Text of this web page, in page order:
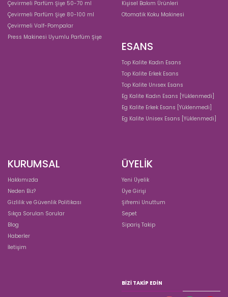
Çevirmeli Parfüm Şişe 50-70 ml
Çevirmeli Parfüm Şişe 80-100 ml
Çevirmeli Valf-Pompalar
Press Makinesi Uyumlu Parfüm Şişe
Kişisel Bakım Ürünleri
Otomatik Koku Makinesi
ESANS
Top Kalite Kadın Esans
Top Kalite Erkek Esans
Top Kalite Unısex Esans
Eg Kalite Kadın Esans [Yüklenmedi]
Eg Kalite Erkek Esans [Yüklenmedi]
Eg Kalite Unisex Esans [Yüklenmedi]
KURUMSAL
Hakkımızda
Neden Biz?
Gizlilik ve Güvenlik Politikası
Sıkça Sorulan Sorular
Blog
Haberler
İletişim
ÜYELİK
Yeni Üyelik
Üye Girişi
Şifremi Unuttum
Sepet
Sipariş Takip
BIZI TAKIP EDIN